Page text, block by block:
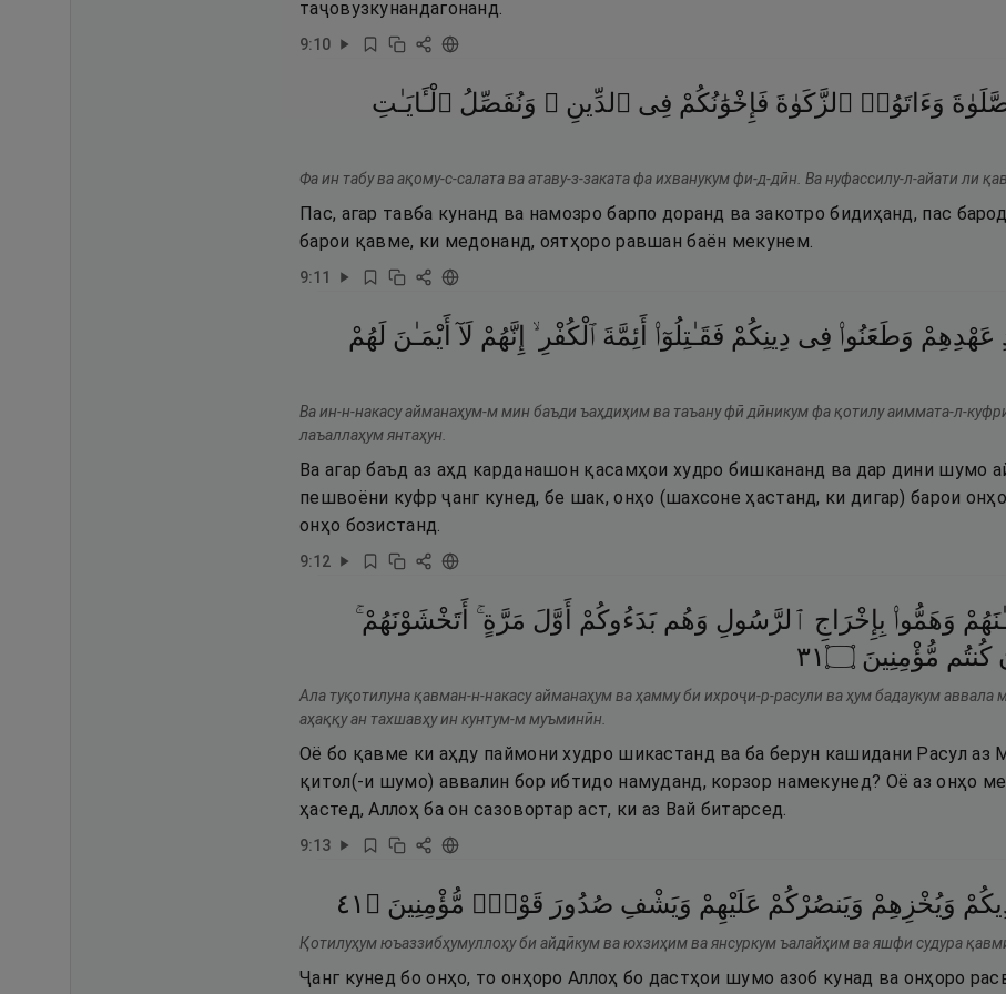
таҷовузкунандагонанд.
9:10
وَءَاتَوُا۟ ٱلزَّكَوٰةَ فَإِخْوَٰنُكُمْ فِى ٱلدِّينِ ۗ وَنُفَصِّلُ ٱلْـَٔايَـٰتِ
Фа ин табу ва ақому-с-салата ва атаву-з-заката фа ихванукум фи-д-дӣн. Ва нуфассилу-л-айати ли
Пас, агар тавба кунанд ва намозро барпо доранд ва закотро бидиҳанд, пас
барои қавме, ки медонанд, оятҳоро равшан баён мекунем.
9:11
عَهْدِهِمْ وَطَعَنُوا۟ فِى دِينِكُمْ فَقَـٰتِلُوٓا۟ أَئِمَّةَ ٱلْكُفْرِ ۙ إِنَّهُمْ لَآ أَيْمَـٰنَ لَهُمْ
Ва ин-н-накасу айманаҳум-м мин баъди ъаҳдиҳим ва таъану фӣ дӣникум фа қотилу аиммата-л-
лаъаллаҳум янтаҳун.
Ва агар баъд аз аҳд карданашон қасамҳои худро бишкананд ва дар дини шумо
пешвоёни куфр ҷанг кунед, бе шак, онҳо (шахсоне ҳастанд, ки дигар) барои
онҳо бозистанд.
9:12
وَهَمُّوا۟ بِإِخْرَاجِ ٱلرَّسُولِ وَهُم بَدَءُوكُمْ أَوَّلَ مَرَّةٍ ۚ أَتَخْشَوْنَهُمْ ۚ
كُنتُم مُّؤْمِنِينَ ۝١٣
Ала туқотилуна қавман-н-накасу айманаҳум ва ҳамму би ихроҷи-р-расули ва ҳум бадаукум
аҳаққу ан тахшавҳу ин кунтум-м муъминӣн.
Оё бо қавме ки аҳду паймони худро шикастанд ва ба берун кашидани Расул аз
қитол(-и шумо) аввалин бор ибтидо намуданд, корзор намекунед? Оё аз онҳо
ҳастед, Аллоҳ ба он сазовортар аст, ки аз Вай битарсед.
9:13
وَيُخْزِهِمْ وَيَنصُرْكُمْ عَلَيْهِمْ وَيَشْفِ صُدُورَ قَوْمٍۢ مُّؤْمِنِينَ ۝ ١٤
Қотилуҳум юъаззибҳумуллоҳу би айдӣкум ва юхзиҳим ва янсуркум ъалайҳим ва яшфи судура
Ҷанг кунед бо онҳо, то онҳоро Аллоҳ бо дастҳои шумо азоб кунад ва онҳоро